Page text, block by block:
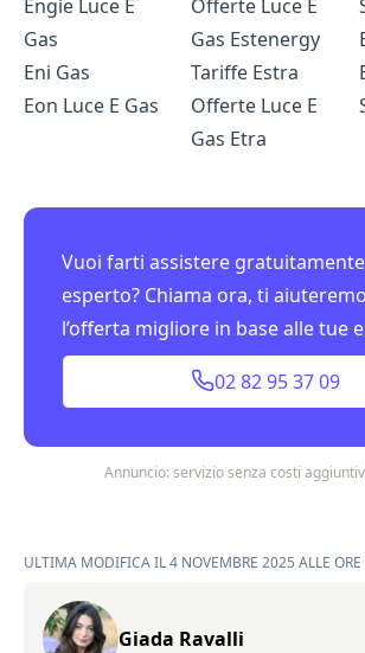
Engie Luce E
Gas
Eni Gas
Eon Luce E Gas
Offerte Luce E
Gas Estenergy
Tariffe Estra
Offerte Luce E
Gas Etra
Vuoi farti assistere
esperto? Chiama ora, ti
l’offerta migliore in base alle tue
02 82 95 37 09
Annuncio: servizio senza costi
ULTIMA MODIFICA IL 4 NOVEMBRE 2025 ALLE
Giada Ravalli